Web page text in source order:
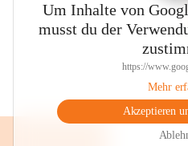
Um Inhalte von
musst du der
https://
Mehr
Akzeptieren